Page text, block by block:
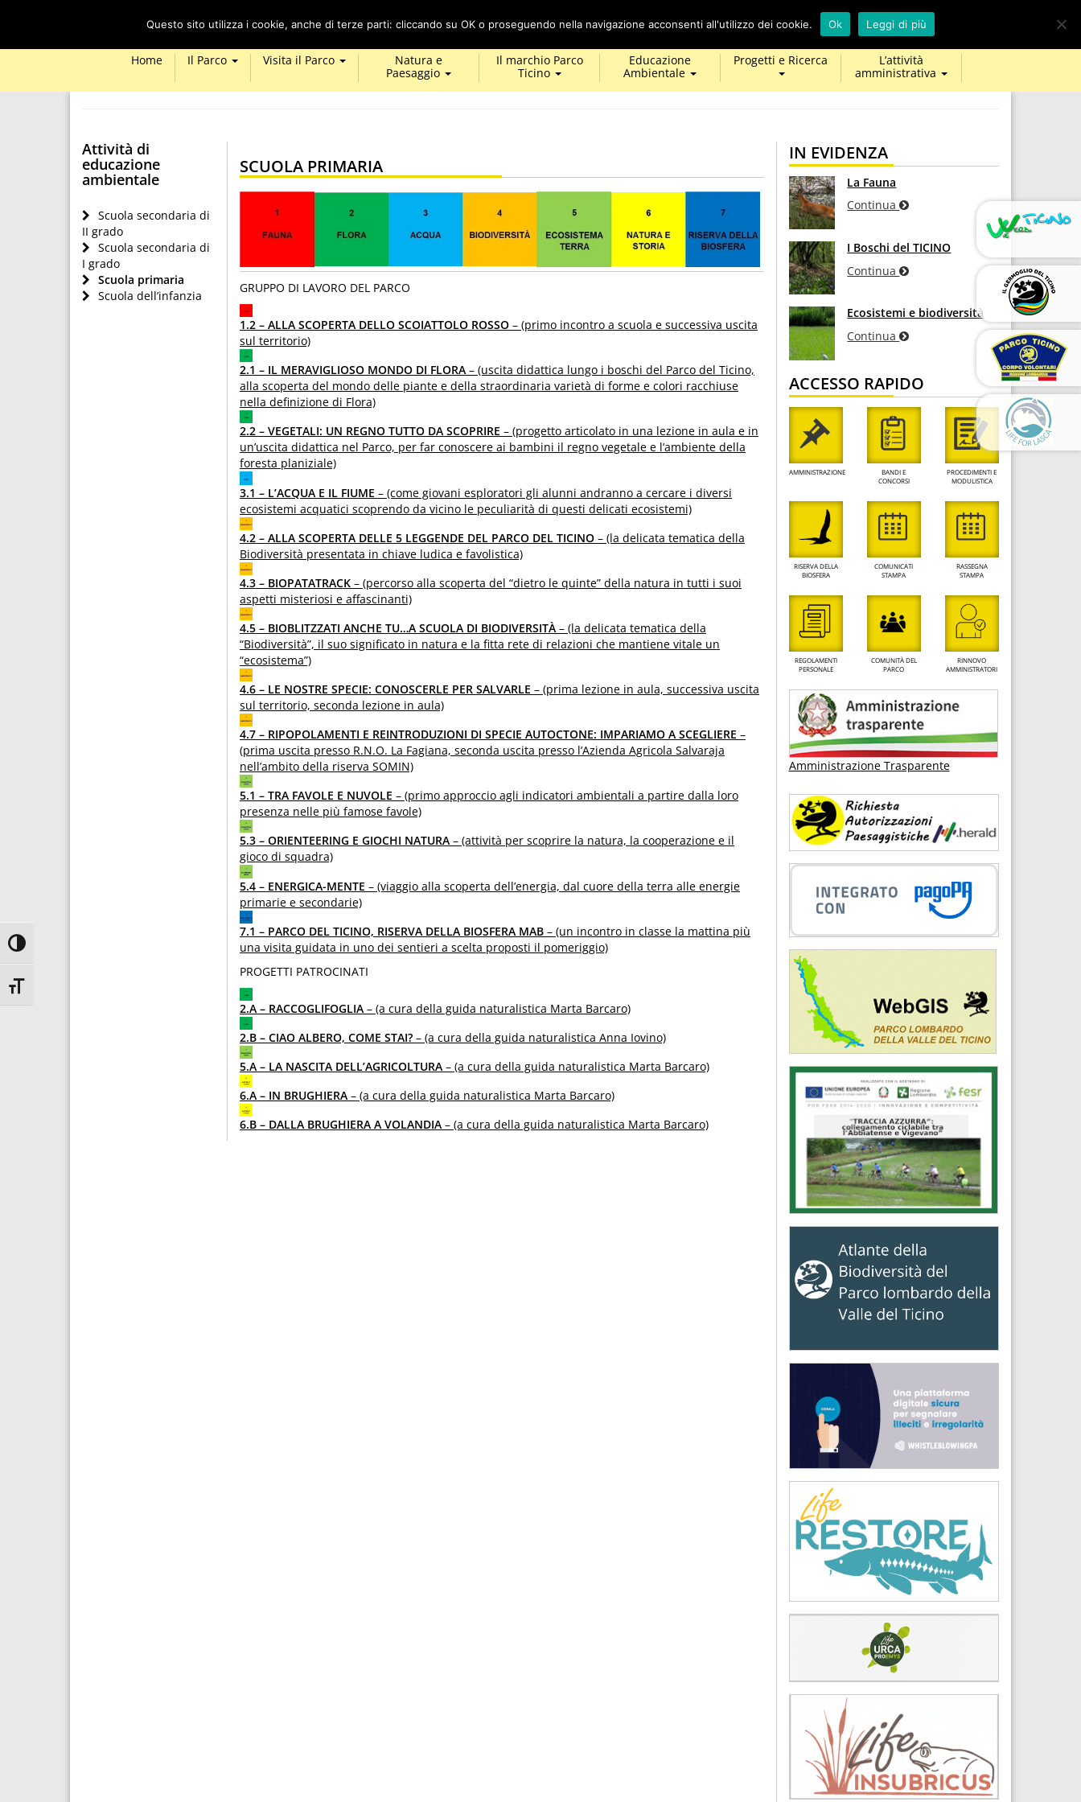
Attiva/disattiva alto contrasto
Attiva/disattiva dimensione testo
Cerca
map-
marker
calendar
Home Il Parco Visita il Parco
Natura e
Paesaggio
Il marchio Parco
Ticino
Educazione
Ambientale
Progetti e Ricerca
L’attività
amministrativa
Attività di
educazione
ambientale
Scuola secondaria di
II grado
Scuola secondaria di
I grado
Scuola primaria
Scuola dell’infanzia
SCUOLA PRIMARIA
GRUPPO DI LAVORO DEL PARCO
1.2 – ALLA SCOPERTA DELLO SCOIATTOLO ROSSO – (primo incontro a scuola e successiva uscita
sul territorio)
2.1 – IL MERAVIGLIOSO MONDO DI FLORA – (uscita didattica lungo i boschi del Parco del Ticino,
alla scoperta del mondo delle piante e della straordinaria varietà di forme e colori racchiuse
nella definizione di Flora)
2.2 – VEGETALI: UN REGNO TUTTO DA SCOPRIRE – (progetto articolato in una lezione in aula e in
un’uscita didattica nel Parco, per far conoscere ai bambini il regno vegetale e l’ambiente della
foresta planiziale)
3.1 – L’ACQUA E IL FIUME – (come giovani esploratori gli alunni andranno a cercare i diversi
ecosistemi acquatici scoprendo da vicino le peculiarità di questi delicati ecosistemi)
4.2 – ALLA SCOPERTA DELLE 5 LEGGENDE DEL PARCO DEL TICINO – (la delicata tematica della
Biodiversità presentata in chiave ludica e favolistica)
4.3 – BIOPATATRACK – (percorso alla scoperta del “dietro le quinte” della natura in tutti i suoi
aspetti misteriosi e affascinanti)
4.5 – BIOBLITZZATI ANCHE TU…A SCUOLA DI BIODIVERSITÀ – (la delicata tematica della
“Biodiversità”, il suo significato in natura e la fitta rete di relazioni che mantiene vitale un
“ecosistema”)
4.6 – LE NOSTRE SPECIE: CONOSCERLE PER SALVARLE – (prima lezione in aula, successiva uscita
sul territorio, seconda lezione in aula)
4.7 – RIPOPOLAMENTI E REINTRODUZIONI DI SPECIE AUTOCTONE: IMPARIAMO A SCEGLIERE –
(prima uscita presso R.N.O. La Fagiana, seconda uscita presso l’Azienda Agricola Salvaraja
nell’ambito della riserva SOMIN)
5.1 – TRA FAVOLE E NUVOLE – (primo approccio agli indicatori ambientali a partire dalla loro
presenza nelle più famose favole)
5.3 – ORIENTEERING E GIOCHI NATURA – (attività per scoprire la natura, la cooperazione e il
gioco di squadra)
5.4 – ENERGICA-MENTE – (viaggio alla scoperta dell’energia, dal cuore della terra alle energie
primarie e secondarie)
7.1 – PARCO DEL TICINO, RISERVA DELLA BIOSFERA MAB – (un incontro in classe la mattina più
una visita guidata in uno dei sentieri a scelta proposti il pomeriggio)
PROGETTI PATROCINATI
2.A – RACCOGLIFOGLIA – (a cura della guida naturalistica Marta Barcaro)
2.B – CIAO ALBERO, COME STAI? – (a cura della guida naturalistica Anna Iovino)
5.A – LA NASCITA DELL’AGRICOLTURA – (a cura della guida naturalistica Marta Barcaro)
6.A – IN BRUGHIERA – (a cura della guida naturalistica Marta Barcaro)
6.B – DALLA BRUGHIERA A VOLANDIA – (a cura della guida naturalistica Marta Barcaro)
IN EVIDENZA
La Fauna
Continua
I Boschi del TICINO
Continua
Ecosistemi e biodiversità
Continua
ACCESSO RAPIDO
AMMINISTRAZIONE
BANDI E
CONCORSI
PROCEDIMENTI E
MODULISTICA
RISERVA DELLA
BIOSFERA
COMUNICATI
STAMPA
RASSEGNA
STAMPA
REGOLAMENTI
PERSONALE
COMUNITÀ DEL
PARCO
RINNOVO
AMMINISTRATORI
Amministrazione Trasparente
Questo sito utilizza i cookie, anche di terze parti: cliccando su OK o proseguendo nella navigazione acconsenti all'utilizzo dei cookie. Ok Leggi di più